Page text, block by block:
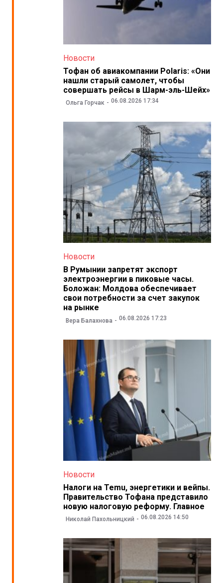
Новости
Тофан об авиакомпании Polaris: «Они
нашли старый самолет, чтобы
совершать рейсы в Шарм-эль-Шейх»
Ольга Горчак 06.08.2026 17:34
Новости
В Румынии запретят экспорт
электроэнергии в пиковые часы.
Боложан: Молдова обеспечивает
свои потребности за счет закупок
на рынке
Вера Балахнова 06.08.2026 17:23
Новости
Налоги на Temu, энергетики и вейпы.
Правительство Тофана представило
новую налоговую реформу. Главное
Николай Пахольницкий 06.08.2026 14:50